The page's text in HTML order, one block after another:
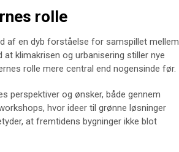
rolle
af en dyb forståelse for samspillet mellem
klimakrisen og urbanisering stiller nye
rolle mere central end nogensinde før.
perspektiver og ønsker, både gennem
hvor ideer til grønne løsninger
at fremtidens bygninger ikke blot